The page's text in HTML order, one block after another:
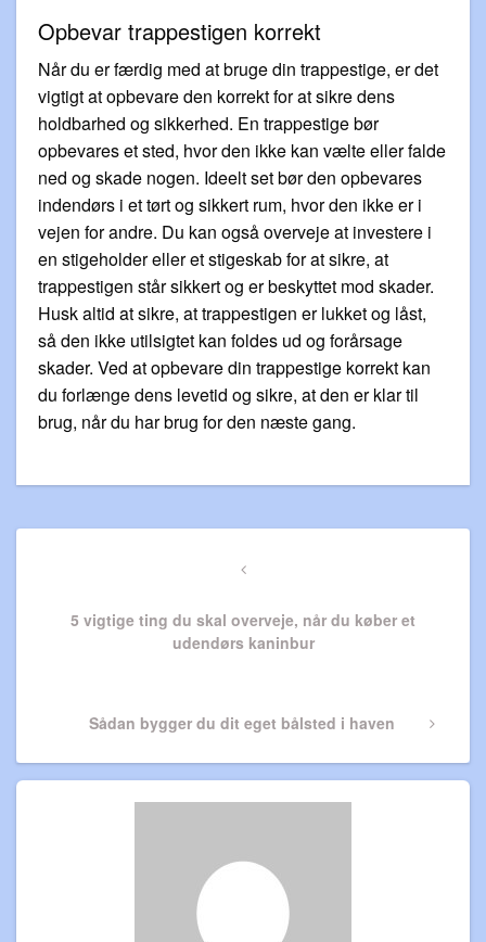
Opbevar trappestigen korrekt
Når du er færdig med at bruge din trappestige, er det
vigtigt at opbevare den korrekt for at sikre dens
holdbarhed og sikkerhed. En trappestige bør
opbevares et sted, hvor den ikke kan vælte eller falde
ned og skade nogen. Ideelt set bør den opbevares
indendørs i et tørt og sikkert rum, hvor den ikke er i
vejen for andre. Du kan også overveje at investere i
en stigeholder eller et stigeskab for at sikre, at
trappestigen står sikkert og er beskyttet mod skader.
Husk altid at sikre, at trappestigen er lukket og låst,
så den ikke utilsigtet kan foldes ud og forårsage
skader. Ved at opbevare din trappestige korrekt kan
du forlænge dens levetid og sikre, at den er klar til
brug, når du har brug for den næste gang.
Previous
5 vigtige ting du skal overveje, når du køber et
udendørs kaninbur
Next
Sådan bygger du dit eget bålsted i haven